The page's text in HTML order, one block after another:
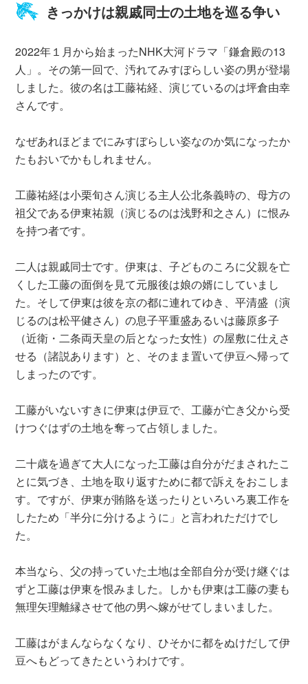
きっかけは親戚同士の土地を巡る争い
2022年１月から始まったNHK大河ドラマ「鎌倉殿の13
人」。その第一回で、汚れてみすぼらしい姿の男が登場
しました。彼の名は工藤祐経、演じているのは坪倉由幸
さんです。
なぜあれほどまでにみすぼらしい姿なのか気になったか
たもおいでかもしれません。
工藤祐経は小栗旬さん演じる主人公北条義時の、母方の
祖父である伊東祐親（演じるのは浅野和之さん）に恨み
を持つ者です。
二人は親戚同士です。伊東は、子どものころに父親を亡
くした工藤の面倒を見て元服後は娘の婿にしていまし
た。そして伊東は彼を京の都に連れてゆき、平清盛（演
じるのは松平健さん）の息子平重盛あるいは藤原多子
（近衛・二条両天皇の后となった女性）の屋敷に仕えさ
せる（諸説あります）と、そのまま置いて伊豆へ帰って
しまったのです。
工藤がいないすきに伊東は伊豆で、工藤が亡き父から受
けつぐはずの土地を奪って占領しました。
二十歳を過ぎて大人になった工藤は自分がだまされたこ
とに気づき、土地を取り返すために都で訴えをおこしま
す。ですが、伊東が賄賂を送ったりといろいろ裏工作を
したため「半分に分けるように」と言われただけでし
た。
本当なら、父の持っていた土地は全部自分が受け継ぐは
ずと工藤は伊東を恨みました。しかも伊東は工藤の妻も
無理矢理離縁させて他の男へ嫁がせてしまいました。
工藤はがまんならなくなり、ひそかに都をぬけだして伊
豆へもどってきたというわけです。